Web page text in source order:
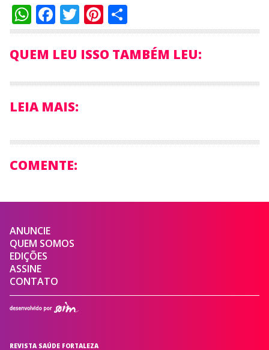
WhatsApp
Facebook
Twitter
Pinterest
Compartilhar
QUEM LEU ISSO TAMBÉM LEU:
LEIA MAIS:
COMENTE:
ANUNCIE
QUEM SOMOS
EDIÇÕES
ASSINE
CONTATO
REVISTA SAÚDE FORTALEZA